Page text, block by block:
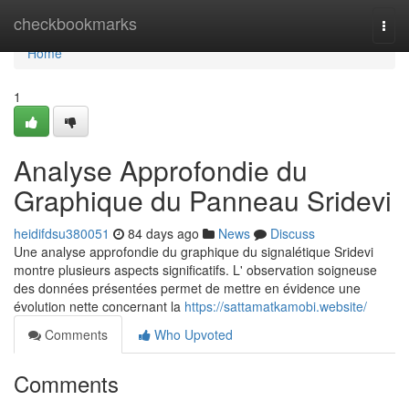
checkbookmarks
Home
Home
1
Analyse Approfondie du
Graphique du Panneau Sridevi
heidifdsu380051 84 days ago News
Discuss
Une analyse approfondie du graphique du signalétique Sridevi
montre plusieurs aspects significatifs. L' observation soigneuse
des données présentées permet de mettre en évidence une
évolution nette concernant la https://sattamatkamobi.website/
Comments
Who Upvoted
Comments